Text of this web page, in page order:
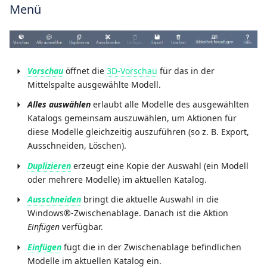
Menü
Vorschauöffnet die 3D-Vorschau für das in der
Mittelspalte ausgewählte Modell.
Alles auswählen erlaubt alle Modelle des ausgewählten
Katalogs gemeinsam auszuwählen, um Aktionen für
diese Modelle gleichzeitig auszuführen (so z. B. Export,
Ausschneiden, Löschen).
Duplizieren erzeugt eine Kopie der Auswahl (ein Modell
oder mehrere Modelle) im aktuellen Katalog.
Ausschneiden bringt die aktuelle Auswahl in die
Windows®-Zwischenablage. Danach ist die Aktion
Einfügen verfügbar.
Einfügen fügt die in der Zwischenablage befindlichen
Modelle im aktuellen Katalog ein.